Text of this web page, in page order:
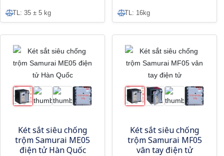
TL: 35 ± 5 kg TL: 16kg
Két sắt siêu chống
trộm Samurai ME05
điện tử Hàn Quốc
Két sắt siêu chống
trộm Samurai MF05
vân tay điện tử